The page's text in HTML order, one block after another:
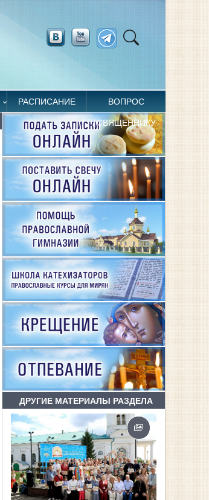
РАСПИСАНИЕ ВОПРОС
СВЯЩЕННИКУ
ДРУГИЕ МАТЕРИАЛЫ РАЗДЕЛА